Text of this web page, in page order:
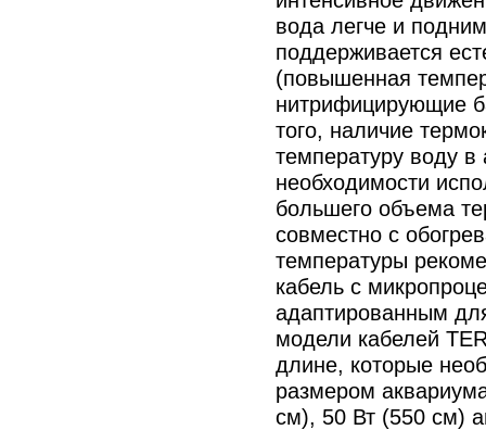
вода легче и
поддерживается
(повышенная
нитрифицирующие
того, наличие
температуру воду в
необходимости
большего объема
совместно с
температуры
кабель с
адаптированным
модели кабелей
длине, которые
размером
см), 50 Вт (550 см)